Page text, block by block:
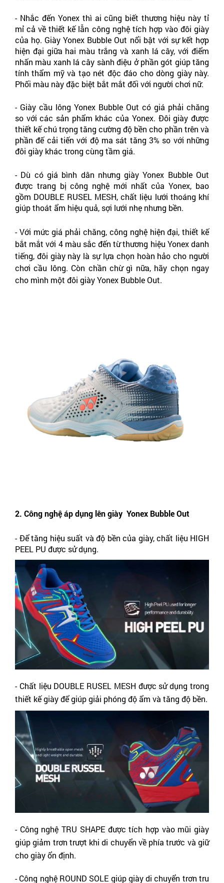
- Nhắc đến Yonex thì ai cũng biết thương hiệu này tỉ
mỉ cả về thiết kế lẫn công nghệ tích hợp vào đôi giày
của họ. Giày Yonex Bubble Out nổi bật với sự kết hợp
hiện đại giữa hai màu trắng và xanh lá cây, với điểm
nhấn màu xanh lá cây sành điệu ở phần gót giúp tăng
tính thẩm mỹ và tạo nét độc đáo cho dòng giày này.
Phối màu này đặc biệt bắt mắt đối với người chơi nữ.
- Giày cầu lông Yonex Bubble Out có giá phải chăng
so với các sản phẩm khác của Yonex. Đôi giày được
thiết kế chú trọng tăng cường độ bền cho phần trên và
phần đế cải tiến với độ ma sát tăng 3% so với những
đôi giày khác trong cùng tầm giá.
- Dù có giá bình dân nhưng giày Yonex Bubble Out
được trang bị công nghệ mới nhất của Yonex, bao
gồm DOUBLE RUSEL MESH, chất liệu lưới thoáng khí
giúp thoát ẩm hiệu quả, sợi lưới nhẹ nhưng bền.
- Với mức giá phải chăng, công nghệ hiện đại, thiết kế
bắt mắt với 4 màu sắc đến từ thương hiệu Yonex danh
tiếng, đôi giày này là sự lựa chọn hoàn hảo cho người
chơi cầu lông. Còn chần chừ gì nữa, hãy chọn ngay
cho mình một đôi giày Yonex Bubble Out.
2. Công nghệ áp dụng lên giày  Yonex Bubble Out
- Để tăng hiệu suất và độ bền của giày, chất liệu HIGH
PEEL PU được sử dụng.
- Chất liệu DOUBLE RUSEL MESH được sử dụng trong
thiết kế giày để giúp giải phóng độ ẩm và tăng độ bền.
- Công nghệ TRU SHAPE được tích hợp vào mũi giày
giúp giảm trơn trượt khi di chuyển về phía trước và giữ
cho giày ổn định.
- Công nghệ ROUND SOLE giúp giày di chuyển trơn tru